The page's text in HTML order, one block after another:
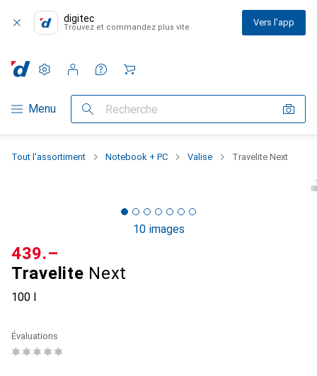
digitec
Trouvez et commandez plus vite Vers l'app
Navigation par catégorie
Menu Recherche
Paramètres
Compte client
Listes de comparaison
Listes d'envies
Panier
Tout l'assortiment Notebook + PC Valise Travelite Next
10 images
Travelite Next
100 l
CHF
439.–
Évaluations